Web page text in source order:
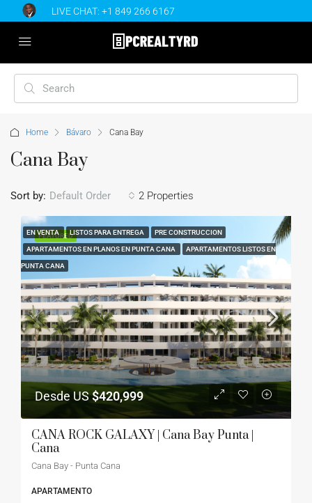
LIVE CHAT: +1 849 266 6167
Home Bávaro Cana Bay
Cana Bay
2 Properties
Sort by: Default Order
FEATURED
EN VENTA LISTOS PARA ENTREGA PRE CONSTRUCCION
APARTAMENTOS EN PLANOS EN PUNTA CANA APARTAMENTOS LISTOS EN
PUNTA CANA
Desde US$420,999
CANA ROCK GALAXY | Cana Bay Punta |
Cana
Cana Bay - Punta Cana
APARTAMENTO